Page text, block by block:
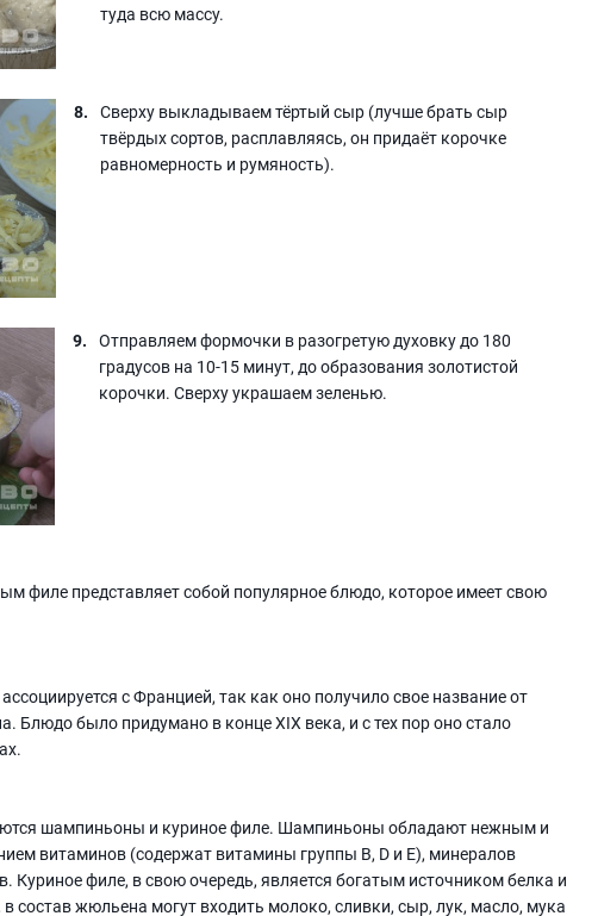
туда всю массу.
Сверху выкладываем тёртый сыр (лучше брать сыр
твёрдых сортов, расплавляясь, он придаёт корочке
равномерность и румяность).
Отправляем формочки в разогретую духовку до 180
градусов на 10-15 минут, до образования золотистой
корочки. Сверху украшаем зеленью.
представляет собой популярное блюдо, которое имеет свою
с Францией, так как оно получило свое название от
Блюдо было придумано в конце XIX века, и с тех пор оно стало
шампиньоны и куриное филе. Шампиньоны обладают нежным и
витаминов (содержат витамины группы B, D и Е), минералов
Куриное филе, в свою очередь, является богатым источником белка и
состав жюльена могут входить молоко, сливки, сыр, лук, масло, мука